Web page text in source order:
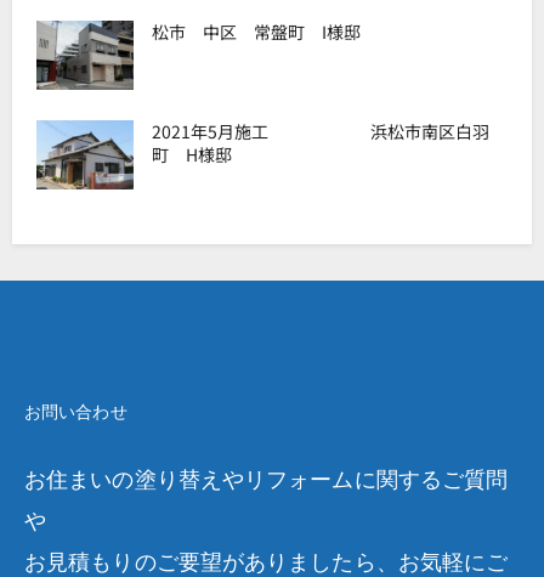
松市 中区 常盤町 I様邸
2021年5月施工 浜松市南区白羽
町 H様邸
お問い合わせ
お住まいの塗り替えやリフォームに関するご質問
や
お見積もりのご要望がありましたら、お気軽にご